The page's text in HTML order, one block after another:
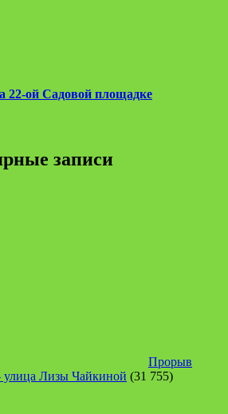
22-ой Садовой площадке
записи
Прорыв
Лизы Чайкиной (31 755)